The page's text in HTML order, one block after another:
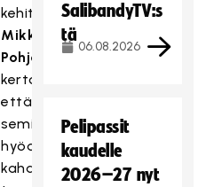
kehitysjohtaja
Mikko
Pohjola
kertoo,
että
seminaarissa
hyödynnetään
kahden
SalibandyTV:s
tä
06.08.2026
Pelipassit
kaudelle
2026–27 nyt